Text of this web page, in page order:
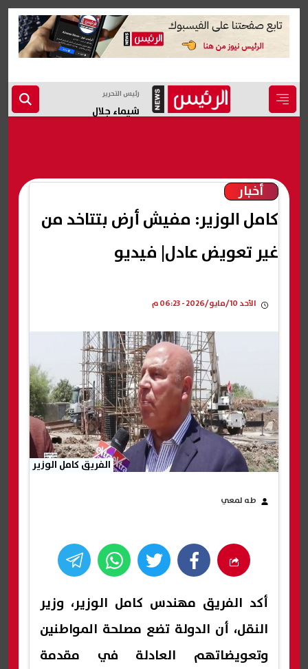
رئيس التحرير
شيماء جلال
أخبار
كامل الوزير: مفيش أرض بتتاخد من
غير تعويض عادل| فيديو
الأحد 10/مايو/2026 - 06:23 م
الفريق كامل الوزير
طه لمعي
أكد الفريق مهندس كامل الوزير، وزير
النقل، أن الدولة تضع مصلحة المواطنين
وتعويضاتهم العادلة في مقدمة